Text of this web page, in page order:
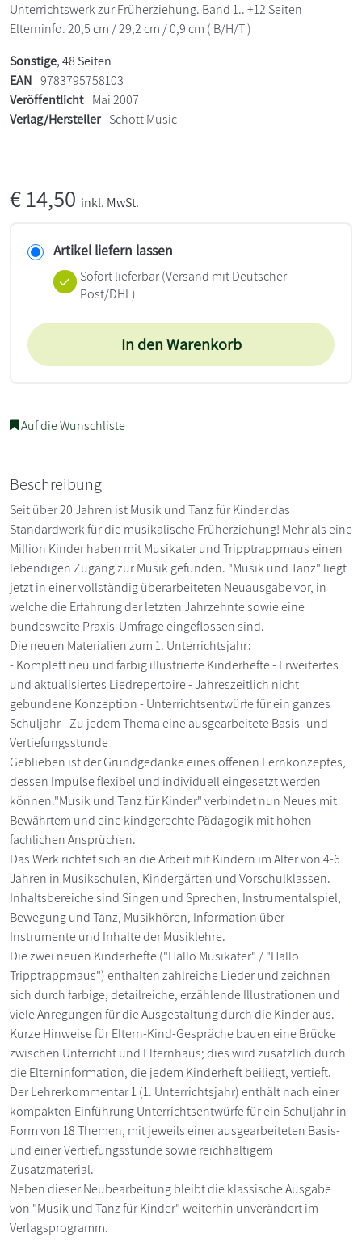
Unterrichtswerk zur Früherziehung. Band 1.. +12 Seiten
Elterninfo. 20,5 cm / 29,2 cm / 0,9 cm ( B/H/T )
Sonstige, 48 Seiten
EAN 9783795758103
Veröffentlicht Mai 2007
Verlag/Hersteller Schott Music
€14,50 inkl. MwSt.
Artikel liefern lassen
Sofort lieferbar(Versand mit Deutscher
Post/DHL)
In den Warenkorb
Auf die Wunschliste
Beschreibung
Seit über 20 Jahren ist Musik und Tanz für Kinder das
Standardwerk für die musikalische Früherziehung! Mehr als eine
Million Kinder haben mit Musikater und Tripptrappmaus einen
lebendigen Zugang zur Musik gefunden. "Musik und Tanz" liegt
jetzt in einer vollständig überarbeiteten Neuausgabe vor, in
welche die Erfahrung der letzten Jahrzehnte sowie eine
bundesweite Praxis-Umfrage eingeflossen sind.
Die neuen Materialien zum 1. Unterrichtsjahr:
- Komplett neu und farbig illustrierte Kinderhefte - Erweitertes
und aktualisiertes Liedrepertoire - Jahreszeitlich nicht
gebundene Konzeption - Unterrichtsentwürfe für ein ganzes
Schuljahr - Zu jedem Thema eine ausgearbeitete Basis- und
Vertiefungsstunde
Geblieben ist der Grundgedanke eines offenen Lernkonzeptes,
dessen Impulse flexibel und individuell eingesetzt werden
können."Musik und Tanz für Kinder" verbindet nun Neues mit
Bewährtem und eine kindgerechte Pädagogik mit hohen
fachlichen Ansprüchen.
Das Werk richtet sich an die Arbeit mit Kindern im Alter von 4-6
Jahren in Musikschulen, Kindergärten und Vorschulklassen.
Inhaltsbereiche sind Singen und Sprechen, Instrumentalspiel,
Bewegung und Tanz, Musikhören, Information über
Instrumente und Inhalte der Musiklehre.
Die zwei neuen Kinderhefte ("Hallo Musikater" / "Hallo
Tripptrappmaus") enthalten zahlreiche Lieder und zeichnen
sich durch farbige, detailreiche, erzählende Illustrationen und
viele Anregungen für die Ausgestaltung durch die Kinder aus.
Kurze Hinweise für Eltern-Kind-Gespräche bauen eine Brücke
zwischen Unterricht und Elternhaus; dies wird zusätzlich durch
die Elterninformation, die jedem Kinderheft beiliegt, vertieft.
Der Lehrerkommentar 1 (1. Unterrichtsjahr) enthält nach einer
kompakten Einführung Unterrichtsentwürfe für ein Schuljahr in
Form von 18 Themen, mit jeweils einer ausgearbeiteten Basis-
und einer Vertiefungsstunde sowie reichhaltigem
Zusatzmaterial.
Neben dieser Neubearbeitung bleibt die klassische Ausgabe
von "Musik und Tanz für Kinder" weiterhin unverändert im
Verlagsprogramm.